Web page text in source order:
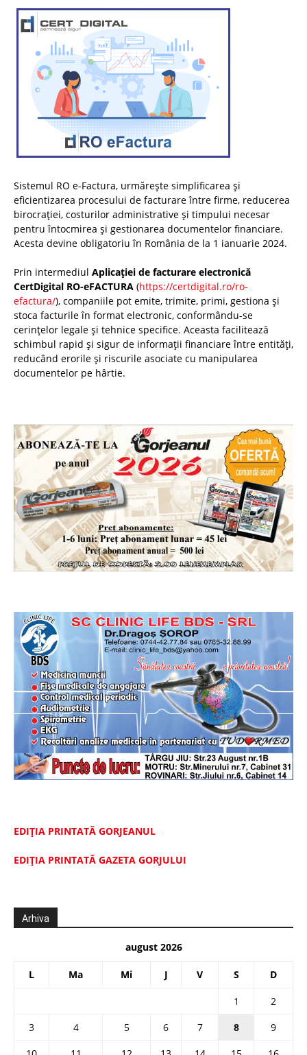
Sistemul RO e-Factura, urmărește simplificarea și
eficientizarea procesului de facturare între firme, reducerea
birocrației, costurilor administrative și timpului necesar
pentru întocmirea și gestionarea documentelor financiare.
Acesta devine obligatoriu în România de la 1 ianuarie 2024.
Prin intermediul Aplicației de facturare electronică
CertDigital RO-eFACTURA (https://certdigital.ro/ro-
efactura/), companiile pot emite, trimite, primi, gestiona și
stoca facturile în format electronic, conformându-se
cerințelor legale și tehnice specifice. Aceasta facilitează
schimbul rapid și sigur de informații financiare între entități,
reducând erorile și riscurile asociate cu manipularea
documentelor pe hârtie.
EDIȚIA PRINTATĂ GORJEANUL
EDIŢIA PRINTATĂ GAZETA GORJULUI
Arhiva
august 2026
L Ma Mi J V S D
1
2
3
4 5 6 7 8
9